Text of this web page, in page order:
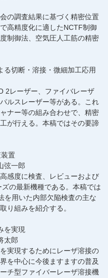
の調査結果に基づく精密位置
高精度化に適したNCTF制御
制御法、空気圧人工筋の精密
る切断・溶接・微細加工応用
2レーザー、ファイバレーザ
ルスレーザー等がある。これ
ナー等の組み合わせで、精密
が行える。本稿ではその要諦
置
弦一郎
感度に検査、レビューおよび
の最新機種である。本稿では
を用いた内部欠陥検査の主な
り組みを紹介する。
を実現
太郎
実現するためにレーザ溶接の
を中心に今後ますますの普及
チ型ファイバーレーザ溶接機